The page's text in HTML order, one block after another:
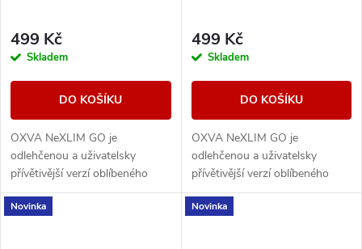
499 Kč
Skladem
DO KOŠÍKU
OXVA NeXLIM GO je
odlehčenou a uživatelsky
přívětivější verzí oblíbeného
modelu NeXLIM, která si však
zachovává všechny klíčové
499 Kč
Skladem
DO KOŠÍKU
OXVA NeXLIM GO je
odlehčenou a uživatelsky
přívětivější verzí oblíbeného
modelu NeXLIM, která si však
zachovává všechny klíčové
Novinka Novinka